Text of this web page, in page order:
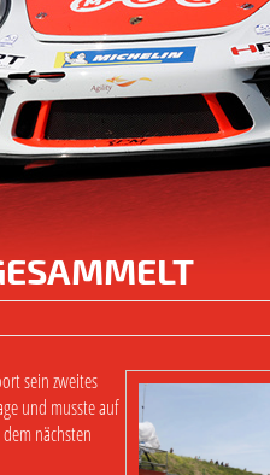
sein zweites
und musste auf
nächsten